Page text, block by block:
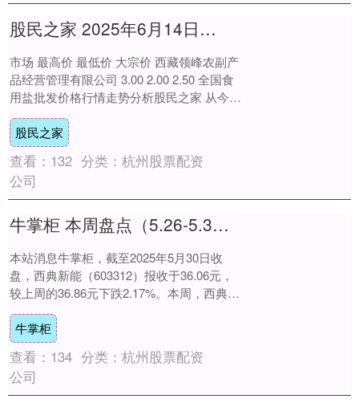
股民之家 2025年6月14日全国主要批发市场食用盐价格行情
市场 最高价 最低价 大宗价 西藏领峰农副产
品经营管理有限公司 3.00 2.00 2.50 全国食
用盐批发价格行情走势分析股民之家 从今日
全国食用盐批发市场价....
股民之家
查看： 132 分类： 杭州股票配资
公司
牛掌柜 本周盘点（5.26-5.30）：西典新能周跌2.17%，主力资金合计净流出403.41万元
本站消息牛掌柜，截至2025年5月30日收
盘，西典新能（603312）报收于36.06元，
较上周的36.86元下跌2.17%。本周，西典新
能5月29日盘中最高价....
牛掌柜
查看： 134 分类： 杭州股票配资
公司